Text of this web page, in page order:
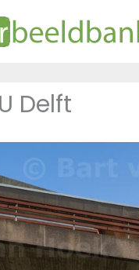
Delft